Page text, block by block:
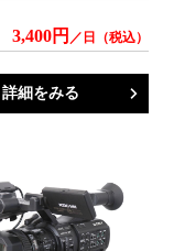
3,400円 ／日（税込）
詳細をみる